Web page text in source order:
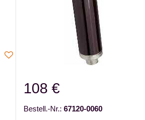
108 €
Bestell.-Nr.: 67120-0060